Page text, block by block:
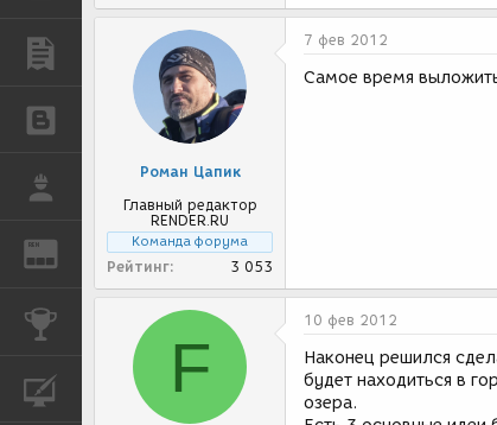
ПУБЛИКАЦИИ
БЛОГИ
REN ЖУРНАЛ
КОНКУРСЫ
КУРСЫ
Роман Цапик
Главный редактор
RENDER.RU
Команда форума
Рейтинг 3 053
7 фев 2012
Самое время
F
10 фев 2012
Наконец решился
будет находиться в
озера.